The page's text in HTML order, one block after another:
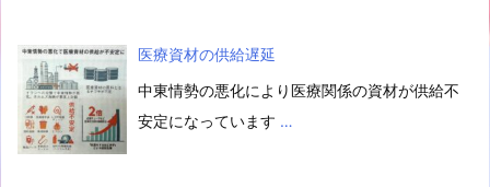
医療資材の供給遅延
中東情勢の悪化により医療関係の資材が供給不
安定になっています …